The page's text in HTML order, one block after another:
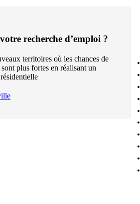
recherche d’emploi ?
territoires où les chances de
plus fortes en réalisant un